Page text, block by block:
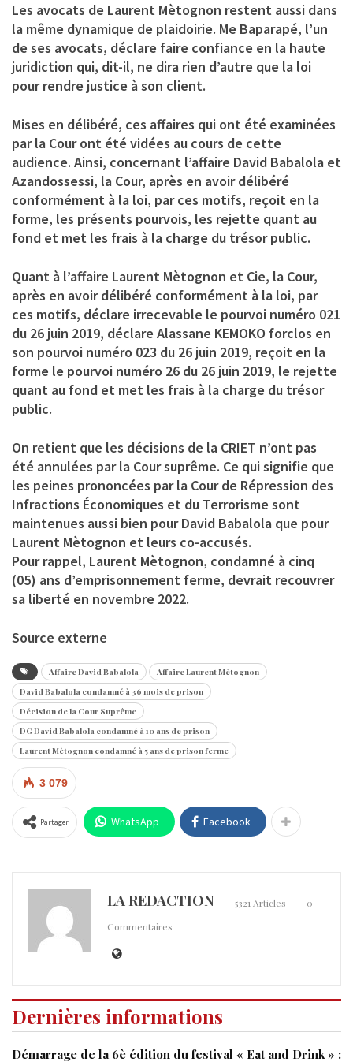
Les avocats de Laurent Mètognon restent aussi dans
la même dynamique de plaidoirie. Me Baparapé, l’un
de ses avocats, déclare faire confiance en la haute
juridiction qui, dit-il, ne dira rien d’autre que la loi
pour rendre justice à son client.
Mises en délibéré, ces affaires qui ont été examinées
par la Cour ont été vidées au cours de cette
audience. Ainsi, concernant l’affaire David Babalola et
Azandossessi, la Cour, après en avoir délibéré
conformément à la loi, par ces motifs, reçoit en la
forme, les présents pourvois, les rejette quant au
fond et met les frais à la charge du trésor public.
Quant à l’affaire Laurent Mètognon et Cie, la Cour,
après en avoir délibéré conformément à la loi, par
ces motifs, déclare irrecevable le pourvoi numéro 021
du 26 juin 2019, déclare Alassane KEMOKO forclos en
son pourvoi numéro 023 du 26 juin 2019, reçoit en la
forme le pourvoi numéro 26 du 26 juin 2019, le rejette
quant au fond et met les frais à la charge du trésor
public.
On retient que les décisions de la CRIET n’ont pas
été annulées par la Cour suprême. Ce qui signifie que
les peines prononcées par la Cour de Répression des
Infractions Économiques et du Terrorisme sont
maintenues aussi bien pour David Babalola que pour
Laurent Mètognon et leurs co-accusés.
Pour rappel, Laurent Mètognon, condamné à cinq
(05) ans d’emprisonnement ferme, devrait recouvrer
sa liberté en novembre 2022.
Source externe
Affaire David Babalola
Affaire Laurent Mètognon
David Babalola condamné à 36 mois de prison
Décision de la Cour Suprême
DG David Babalola condamné à 10 ans de prison
Laurent Mètognon condamné à 5 ans de prison ferme
3 079
Partager WhatsApp Facebook
LA REDACTION 5321 Articles
0
Commentaires
Dernières informations
Démarrage de la 6è édition du festival « Eat and Drink » :